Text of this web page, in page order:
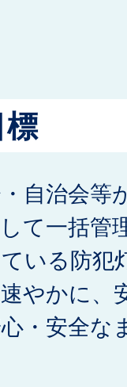
標
自治会等
て一括管
いる防犯
やかに、
・安全な